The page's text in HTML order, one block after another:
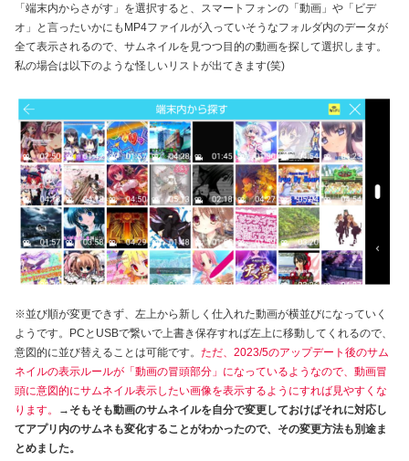
「端末内からさがす」を選択すると、スマートフォンの「動画」や「ビデ
オ」と言ったいかにもMP4ファイルが入っていそうなフォルダ内のデータが
全て表示されるので、サムネイルを見つつ目的の動画を探して選択します。
私の場合は以下のような怪しいリストが出てきます(笑)
※並び順が変更できず、左上から新しく仕入れた動画が横並びになっていく
ようです。PCとUSBで繋いで上書き保存すれば左上に移動してくれるので、
意図的に並び替えることは可能です。 ただ、2023/5のアップデート後のサム
ネイルの表示ルールが「動画の冒頭部分」になっているようなので、動画冒
頭に意図的にサムネイル表示したい画像を表示するようにすれば見やすくな
ります。
→そもそも動画のサムネイルを自分で変更しておけばそれに対応し
てアプリ内のサムネも変化することがわかったので、その変更方法も別途ま
とめました。